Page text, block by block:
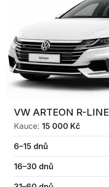
VW ARTEON R-LINE
Kauce: 15 000 Kč
6–15 dnů
16–30 dnů